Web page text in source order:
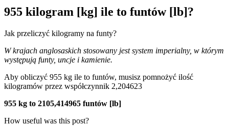
955 kilogram [kg] ile to funtów [lb]?
Jak przeliczyć kilogramy na funty?
W krajach anglosaskich stosowany jest system imperialny, w którym
występują funty, uncje i kamienie.
Aby obliczyć 955 kg ile to funtów, musisz pomnożyć ilość
kilogramów przez współczynnik 2,204623
955 kg to 2105,414965 funtów [lb]
How useful was this post?